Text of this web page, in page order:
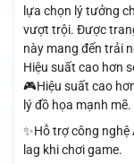
lựa chọn lý tưởng
vượt trội. Được
này mang đến trải
Hiệu suất cao hơn
🎮Hiệu suất cao
lý đồ họa mạnh mẽ.
✨Hỗ trợ công
lag khi chơi game.